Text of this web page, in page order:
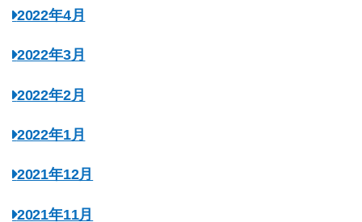
2022年4月
2022年3月
2022年2月
2022年1月
2021年12月
2021年11月